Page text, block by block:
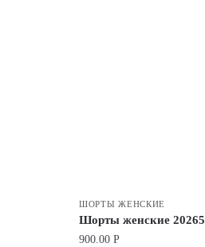
ШОРТЫ ЖЕНСКИЕ
Шорты женские 20265
900.00 Р